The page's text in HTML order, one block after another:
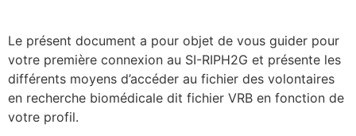
Le présent document a pour objet de vous guider pour
votre première connexion au SI-RIPH2G et présente les
différents moyens d’accéder au fichier des volontaires
en recherche biomédicale dit fichier VRB en fonction de
votre profil.